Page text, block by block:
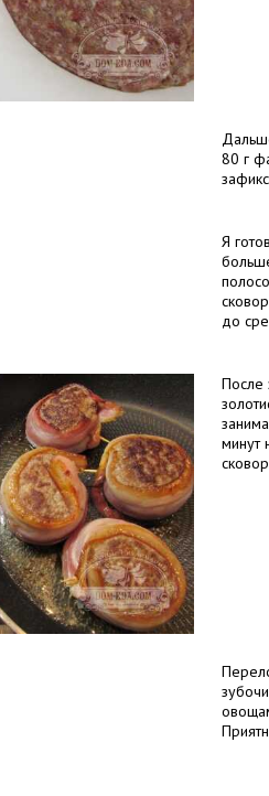
80 г
Я
до
После
минут